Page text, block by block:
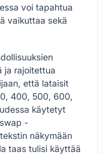
voi tapahtua
vaikuttaa sekä
ja rajoitettua
että lataisit
400, 500, 600,
käytetyt
-
näkymään
taas tulisi käyttää